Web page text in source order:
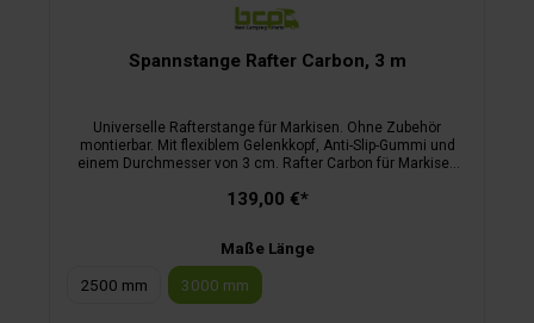
Spannstange Rafter Carbon, 3 m
Universelle Rafterstange für Markisen. Ohne Zubehör
montierbar. Mit flexiblem Gelenkkopf, Anti-Slip-Gummi und
einem Durchmesser von 3 cm. Rafter Carbon für Markisen
Markisen mit einem Auszug bis 250 cm.
139,00 €*
Maße Länge
2500 mm
3000 mm